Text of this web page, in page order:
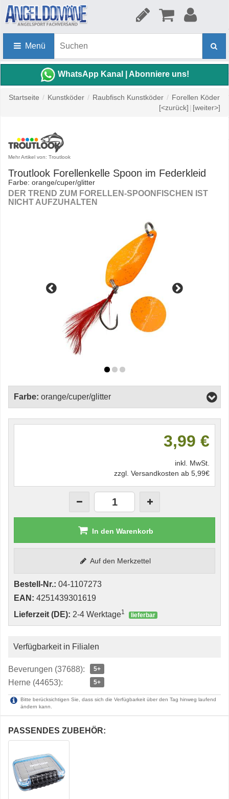
Menü
WhatsApp Kanal | Abonniere uns!
Startseite / Kunstköder / Raubfisch Kunstköder / Forellen Köder
[<zurück] | [weiter>]
Mehr Artikel von: Troutlook
Troutlook Forellenkelle Spoon im Federkleid
Farbe: orange/cuper/glitter
DER TREND ZUM FORELLEN-SPOONFISCHEN IST
NICHT AUFZUHALTEN
Farbe: orange/cuper/glitter
3,99 €
inkl. MwSt.
zzgl. Versandkosten ab 5,99€
In den Warenkorb
Auf den Merkzettel
Bestell-Nr.: 04-1107273
EAN: 4251439301619
Lieferzeit (DE): 2-4 Werktage1 lieferbar
Verfügbarkeit in Filialen
Beverungen (37688): 5+
Herne (44653): 5+
Bitte berücksichtigen Sie, dass sich die Verfügbarkeit über den Tag hinweg laufend
ändern kann.
PASSENDES ZUBEHÖR: